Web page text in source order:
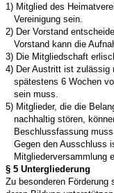
1) Mitglied des
Vereinigung sein.
2) Der Vorstand
Vorstand kann die
3) Die Mitgliedschaft
4) Der Austritt ist zulässig
spätestens 6 Wochen
sein muss.
5) Mitglieder, die die
nachhaltig stören,
Beschlussfassung
Gegen den Ausschluss
Mitgliederversammlung
§ 5 Untergliederung
Zu besonderen Förderung